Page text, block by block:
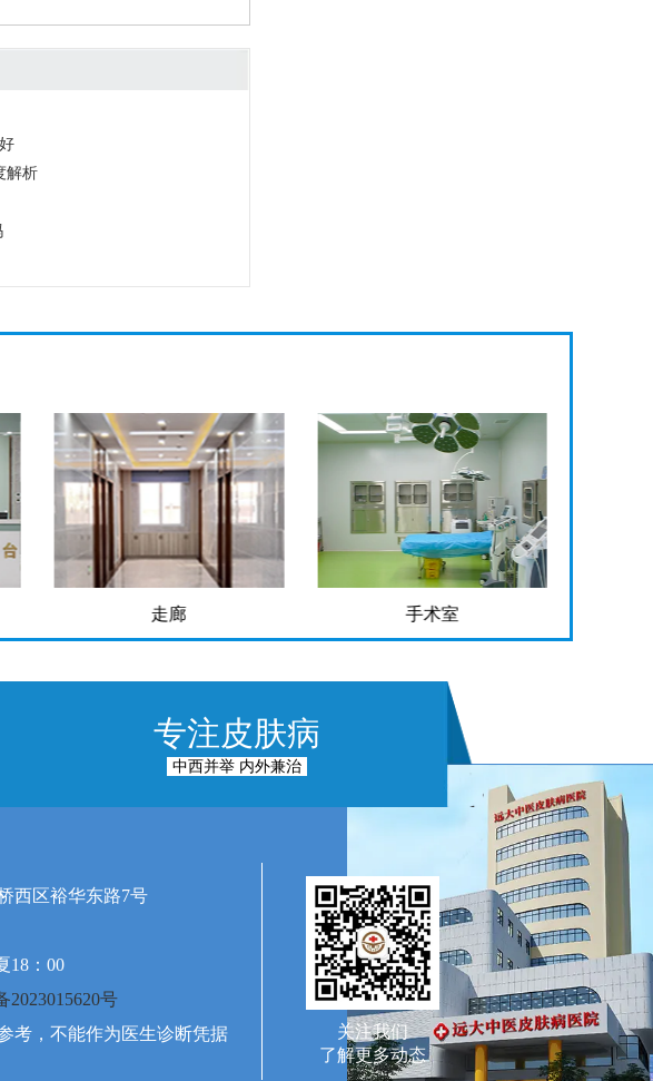
解析
走廊 手术室
专注皮肤病
中西并举 内外兼治
西区裕华东路7号
18：00
2023015620号
考，不能作为医生诊断凭据
关注我们
了解更多动态